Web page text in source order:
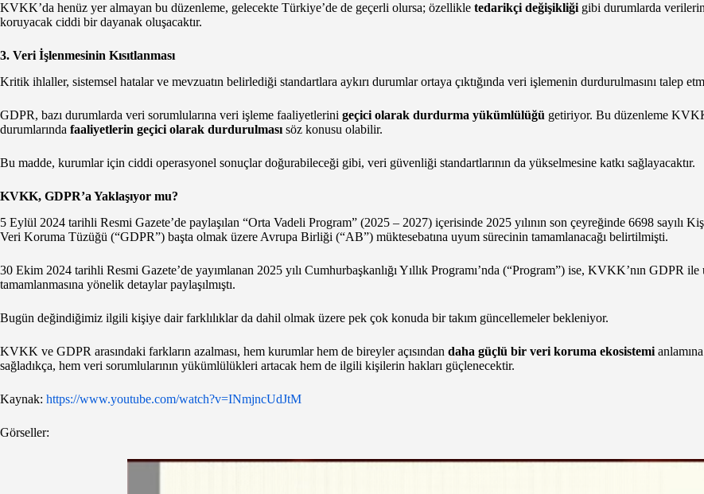
KVKK’da henüz yer almayan bu düzenleme, gelecekte Türkiye’de de geçerli olursa; özellikle tedarikçi değişikliği gibi durumlarda
koruyacak ciddi bir dayanak oluşacaktır.
3. Veri İşlenmesinin Kısıtlanması
Kritik ihlaller, sistemsel hatalar ve mevzuatın belirlediği standartlara aykırı durumlar ortaya çıktığında veri işlemenin durdurulmasını talep
GDPR, bazı durumlarda veri sorumlularına veri işleme faaliyetlerini geçici olarak durdurma yükümlülüğü getiriyor. Bu düzenleme
durumlarında faaliyetlerin geçici olarak durdurulması söz konusu olabilir.
Bu madde, kurumlar için ciddi operasyonel sonuçlar doğurabileceği gibi, veri güvenliği standartlarının da yükselmesine katkı sağlayacaktır.
KVKK, GDPR’a Yaklaşıyor mu?
5 Eylül 2024 tarihli Resmi Gazete’de paylaşılan “Orta Vadeli Program” (2025 – 2027) içerisinde 2025 yılının son çeyreğinde 6698
Veri Koruma Tüzüğü (“GDPR”) başta olmak üzere Avrupa Birliği (“AB”) müktesebatına uyum sürecinin tamamlanacağı belirtilmişti.
30 Ekim 2024 tarihli Resmi Gazete’de yayımlanan 2025 yılı Cumhurbaşkanlığı Yıllık Programı’nda (“Program”) ise, KVKK’nın GDPR ile
tamamlanmasına yönelik detaylar paylaşılmıştı.
Bugün değindiğimiz ilgili kişiye dair farklılıklar da dahil olmak üzere pek çok konuda bir takım güncellemeler bekleniyor.
KVKK ve GDPR arasındaki farkların azalması, hem kurumlar hem de bireyler açısından daha güçlü bir veri koruma ekosistemi
sağladıkça, hem veri sorumlularının yükümlülükleri artacak hem de ilgili kişilerin hakları güçlenecektir.
Kaynak: https://www.youtube.com/watch?v=INmjncUdJtM
Görseller: